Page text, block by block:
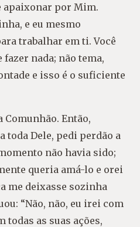
apaixonar por Mim.
e eu mesmo
trabalhar em ti. Você
fazer nada; não tema,
e isso é o suficiente
Comunhão. Então,
toda Dele, pedi perdão a
não havia sido;
queria amá-lo e orei
me deixasse sozinha
“Não, não, eu irei com
todas as suas ações,